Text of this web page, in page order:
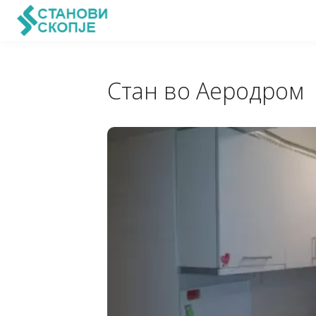
Стан во Аеродром